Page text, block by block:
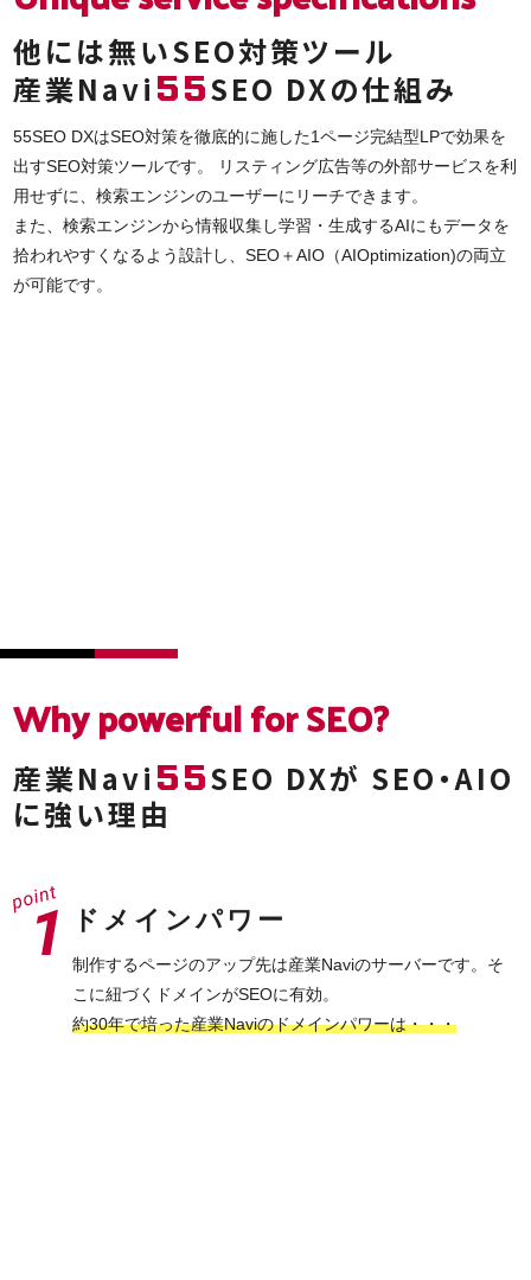
他には無いSEO対策ツール
産業Navi 55SEO DXの仕組み
55SEO DXはSEO対策を徹底的に施した1ページ完結型LPで効果を
出すSEO対策ツールです。 リスティング広告等の外部サービスを利
用せずに、検索エンジンのユーザーにリーチできます。
また、検索エンジンから情報収集し学習・生成するAIにもデータを
拾われやすくなるよう設計し、SEO＋AIO（AIOptimization)の両立
が可能です。
Why powerfulfor SEO?
産業Navi 55SEO DXが
に強い理由
ドメインパワー
制作するページのアップ先は産業Naviのサーバーです。そ
こに紐づくドメインがSEOに有効。
約30年で培った産業Naviのドメインパワーは・・・